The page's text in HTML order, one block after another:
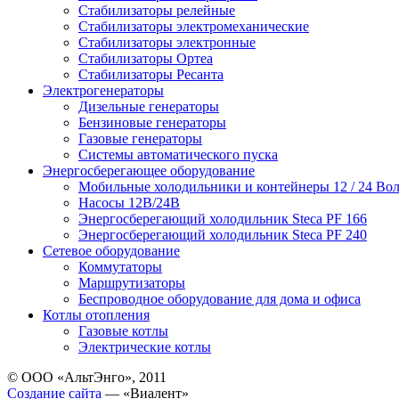
Стабилизаторы релейные
Стабилизаторы электромеханические
Стабилизаторы электронные
Стабилизаторы Ортеа
Стабилизаторы Ресанта
Электрогенераторы
Дизельные генераторы
Бензиновые генераторы
Газовые генераторы
Системы автоматического пуска
Энергосберегающее оборудование
Мобильные холодильники и контейнеры 12 / 24
Насосы 12В/24В
Энергосберегающий холодильник Steca PF 166
Энергосберегающий холодильник Steca PF 240
Сетевое оборудование
Коммутаторы
Маршрутизаторы
Беспроводное оборудование для дома и офиса
Котлы отопления
Газовые котлы
Электрические котлы
© ООО «АльтЭнго», 2011
Создание сайта — «Виалент»